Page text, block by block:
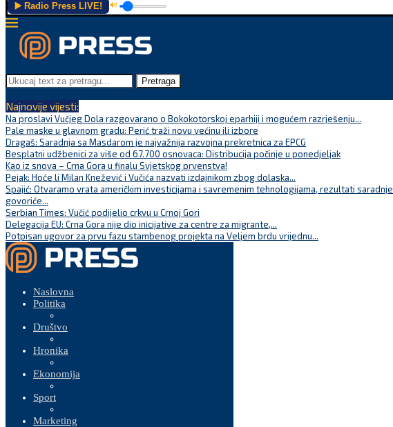
▶️ Radio Press LIVE! 🔊
Pretraga
Najnovije vijesti:
Na proslavi Vučjeg Dola razgovarano o Bokokotorskoj eparhiji i mogućem razrješenju...
Pale maske u glavnom gradu: Perić traži novu većinu ili izbore
Dragaš: Saradnja sa Masdarom je najvažnija razvojna prekretnica za EPCG
Besplatni udžbenici za više od 67.700 osnovaca: Distribucija počinje u ponedjeljak
Kao iz snova – Crna Gora u finalu Svjetskog prvenstva!
Pejak: Hoće li Milan Knežević i Vučića nazvati izdajnikom zbog dolaska...
Spajić: Otvaramo vrata američkim investicijama i savremenim tehnologijama, rezultati saradnje
govoriće...
Serbian Times: Vučić podijelio crkvu u Crnoj Gori
Delegacija EU: Crna Gora nije dio inicijative za centre za migrante,...
Potpisan ugovor za prvu fazu stambenog projekta na Veljem brdu vrijednu...
Naslovna
Politika
Društvo
Hronika
Ekonomija
Sport
Marketing